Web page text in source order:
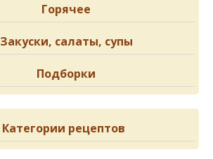
Горячее
Закуски, салаты, супы
Подборки
Категории рецептов